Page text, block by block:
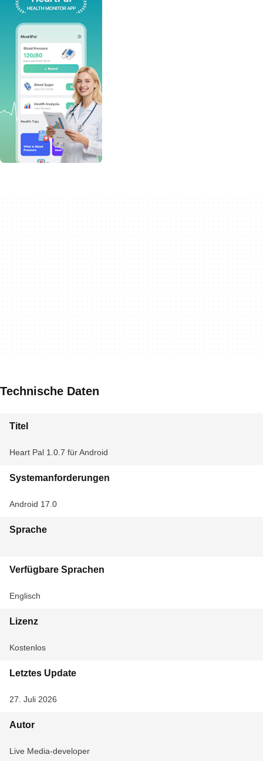
Technische Daten
Titel
Heart Pal 1.0.7 für Android
Systemanforderungen
Android 17.0
Sprache
Verfügbare Sprachen
Englisch
Lizenz
Kostenlos
Letztes Update
27. Juli 2026
Autor
Live Media-developer